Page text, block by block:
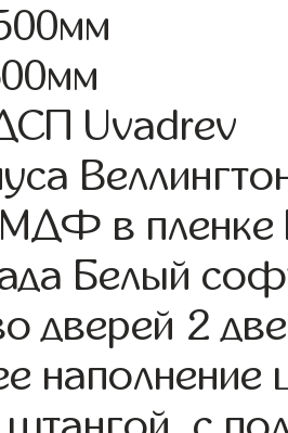
Uvadrev
в пленке
Белый
дверей 2